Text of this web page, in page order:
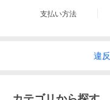
支払い方法
違反